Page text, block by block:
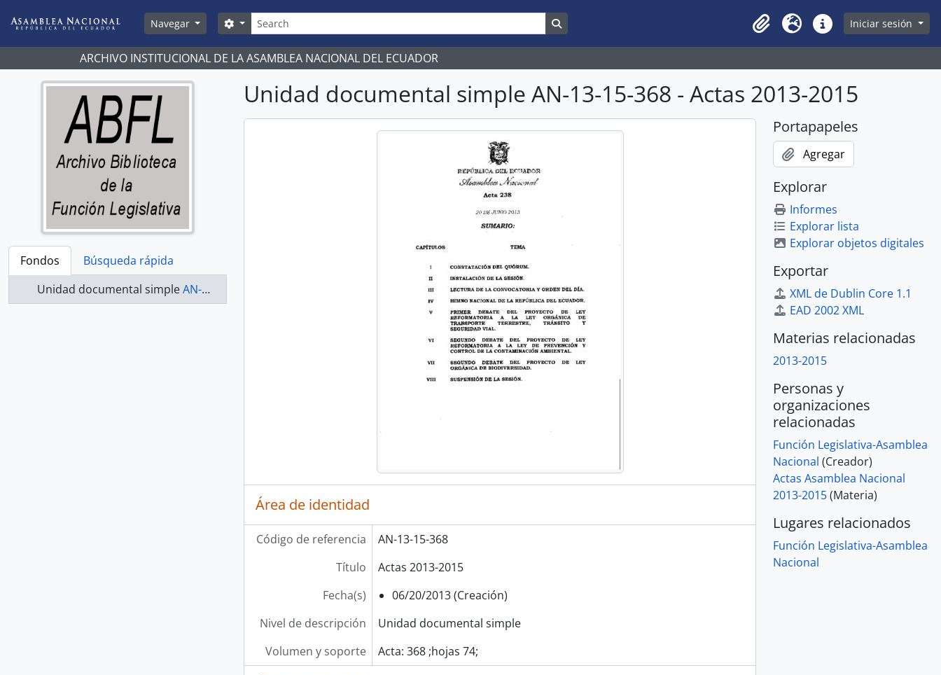
Navegar
Búsqueda
Search options
Clipboard
Idioma Enlaces rápidos
Iniciar sesión
ARCHIVO INSTITUCIONAL DE LA ASAMBLEA NACIONAL DEL ECUADOR
Fondos
Búsqueda rápida
Unidad documental simpleAN-13-15-368 - Actas 2013-2015
Unidad documental simple AN-13-15-368 - Actas 2013-2015
Área de identidad
Código de referencia
AN-13-15-368
Título
Actas 2013-2015
Fecha(s)
06/20/2013 (Creación)
Nivel de descripción
Unidad documental simple
Volumen y soporte
Acta: 368 ;hojas 74;
Portapapeles
Agregar
Explorar
Informes
Explorar lista
Explorar objetos digitales
Exportar
XML de Dublin Core 1.1
EAD 2002 XML
Materias relacionadas
2013-2015
Personas y
organizaciones
relacionadas
Función Legislativa-Asamblea
Nacional (Creador)
Actas Asamblea Nacional
2013-2015(Materia)
Lugares relacionados
Función Legislativa-Asamblea
Nacional